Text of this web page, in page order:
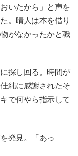
いたから」と声を
。晴人は本を借り
がなかったかと職
探し回る。時間が
純に感謝されたそ
で何やら指示して
発見。「あっ